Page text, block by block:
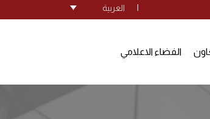
العربية
الفضاء الاعلامي